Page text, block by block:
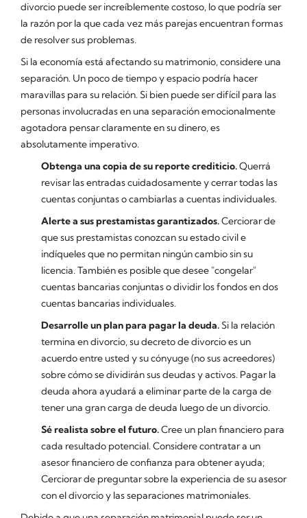
divorcio puede ser increíblemente costoso, lo que podría ser
la razón por la que cada vez más parejas encuentran formas
de resolver sus problemas.
Si la economía está afectando su matrimonio, considere una
separación. Un poco de tiempo y espacio podría hacer
maravillas para su relación. Si bien puede ser difícil para las
personas involucradas en una separación emocionalmente
agotadora pensar claramente en su dinero, es
absolutamente imperativo.
Obtenga una copia de su reporte crediticio.Querrá
revisar las entradas cuidadosamente y cerrar todas las
cuentas conjuntas o cambiarlas a cuentas individuales.
Alerte a sus prestamistas garantizados.Cerciorar de
que sus prestamistas conozcan su estado civil e
indíqueles que no permitan ningún cambio sin su
licencia. También es posible que desee "congelar"
cuentas bancarias conjuntas o dividir los fondos en dos
cuentas bancarias individuales.
Desarrolle un plan para pagar la deuda.Si la relación
termina en divorcio, su decreto de divorcio es un
acuerdo entre usted y su cónyuge (no sus acreedores)
sobre cómo se dividirán sus deudas y activos. Pagar la
deuda ahora ayudará a eliminar parte de la carga de
tener una gran carga de deuda luego de un divorcio.
Sé realista sobre el futuro.Cree un plan financiero para
cada resultado potencial. Considere contratar a un
asesor financiero de confianza para obtener ayuda;
Cerciorar de preguntar sobre la experiencia de su asesor
con el divorcio y las separaciones matrimoniales.